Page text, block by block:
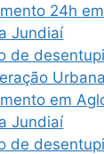
24h
Jundiaí
de
em
Jundiaí
de